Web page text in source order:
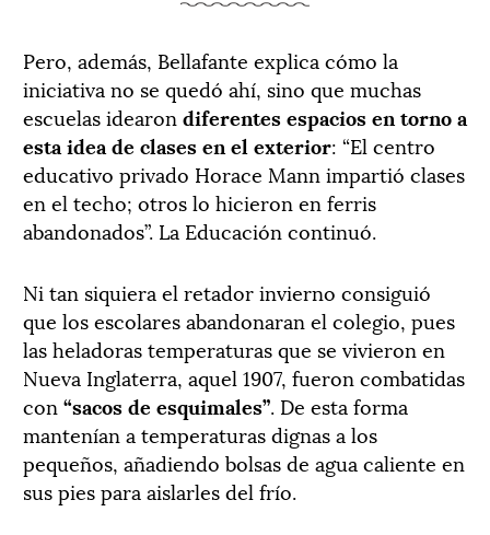
Pero, además, Bellafante explica cómo la
iniciativa no se quedó ahí, sino que muchas
escuelas idearon diferentes espacios en torno a
esta idea de clases en el exterior: “El centro
educativo privado Horace Mann impartió clases
en el techo; otros lo hicieron en ferris
abandonados”. La Educación continuó.
Ni tan siquiera el retador invierno consiguió
que los escolares abandonaran el colegio, pues
las heladoras temperaturas que se vivieron en
Nueva Inglaterra, aquel 1907, fueron combatidas
con “sacos de esquimales”. De esta forma
mantenían a temperaturas dignas a los
pequeños, añadiendo bolsas de agua caliente en
sus pies para aislarles del frío.